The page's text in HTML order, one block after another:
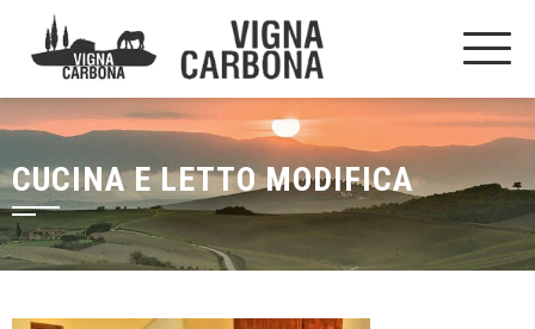
CUCINA E LETTO MODIFICA